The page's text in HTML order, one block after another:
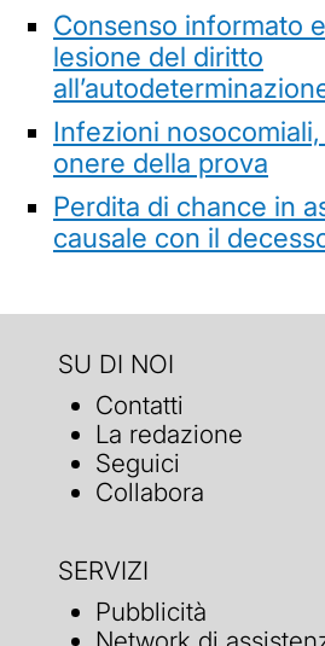
Consenso informato
lesione del diritto
Infezioni
onere della prova
Perdita di chance in
causale con il
SU DI NOI
Contatti
La redazione
Seguici
Collabora
SERVIZI
Pubblicità